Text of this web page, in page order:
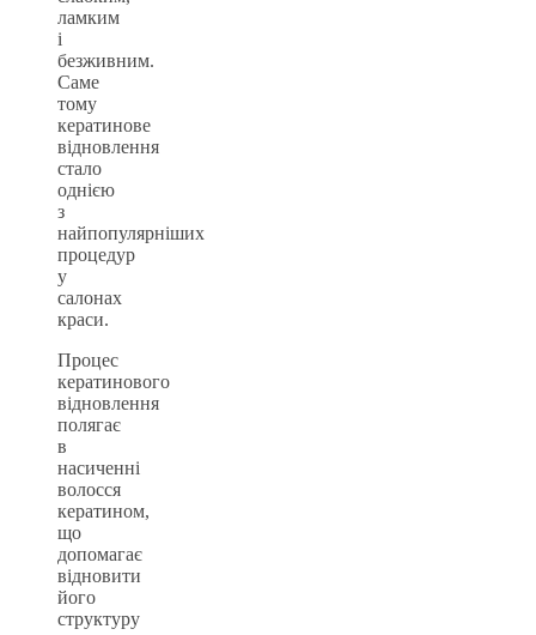
ламким
і
безживним.
Саме
тому
кератинове
відновлення
стало
однією
з
найпопулярніших
процедур
у
салонах
краси.
Процес
кератинового
відновлення
полягає
в
насиченні
волосся
кератином,
що
допомагає
відновити
його
структуру